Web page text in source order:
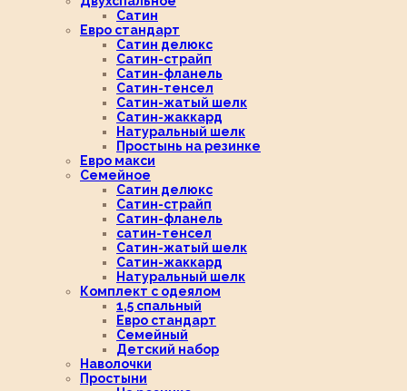
Сатин
Евро стандарт
Сатин делюкс
Сатин-страйп
Сатин-фланель
Сатин-тенсел
Сатин-жатый шелк
Сатин-жаккард
Натуральный шелк
Простынь на резинке
Евро макси
Семейное
Сатин делюкс
Сатин-страйп
Сатин-фланель
сатин-тенсел
Сатин-жатый шелк
Сатин-жаккард
Натуральный шелк
Комплект с одеялом
1,5 спальный
Евро стандарт
Семейный
Детский набор
Наволочки
Простыни